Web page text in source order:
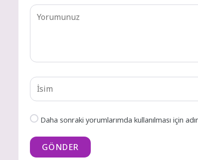
Daha sonraki yorumlarımda kullanılması için
GÖNDER